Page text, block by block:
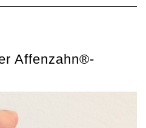
Affenzahn®-